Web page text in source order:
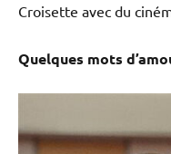
Croisette avec du
Quelques mots